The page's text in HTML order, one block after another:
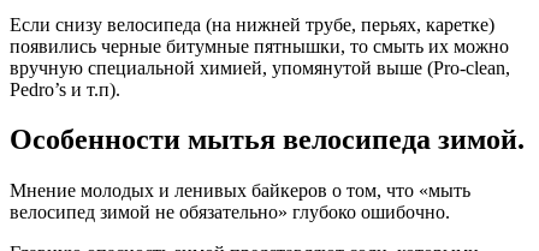
Если снизу велосипеда (на нижней трубе, перьях, каретке)
появились черные битумные пятнышки, то смыть их можно
вручную специальной химией, упомянутой выше (Pro-clean,
Pedro’s и т.п).
Особенности мытья велосипеда зимой.
Мнение молодых и ленивых байкеров о том, что «мыть
велосипед зимой не обязательно» глубоко ошибочно.